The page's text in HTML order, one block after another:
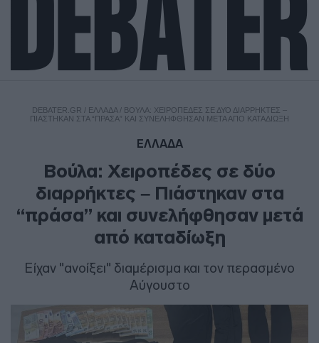
DEBATER.GR / ΕΛΛΑΔΑ/ ΒΟΎΛΑ: ΧΕΙΡΟΠΈΔΕΣ ΣΕ ΔΎΟ ΔΙΑΡΡΉΚΤΕΣ –
ΠΙΆΣΤΗΚΑΝ ΣΤΑ “ΠΡΆΣΑ” ΚΑΙ ΣΥΝΕΛΉΦΘΗΣΑΝ ΜΕΤΆ ΑΠΌ ΚΑΤΑΔΊΩΞΗ
ΕΛΛΑΔΑ
Βούλα: Χειροπέδες σε δύο
διαρρήκτες – Πιάστηκαν στα
“πράσα” και συνελήφθησαν μετά
από καταδίωξη
Είχαν "ανοίξει" διαμέρισμα και τον περασμένο
Αύγουστο